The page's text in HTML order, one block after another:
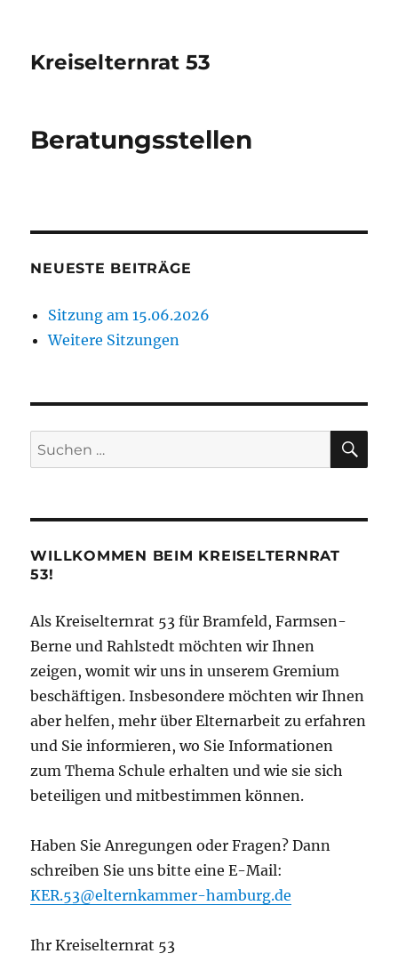
Kreiselternrat 53
Beratungsstellen
NEUESTE BEITRÄGE
Sitzung am 15.06.2026
Weitere Sitzungen
Suchen
nach:
WILLKOMMEN BEIM KREISELTERNRAT
53!
Als Kreiselternrat 53 für Bramfeld, Farmsen-
Berne und Rahlstedt möchten wir Ihnen
zeigen, womit wir uns in unserem Gremium
beschäftigen. Insbesondere möchten wir Ihnen
aber helfen, mehr über Elternarbeit zu erfahren
und Sie informieren, wo Sie Informationen
zum Thema Schule erhalten und wie sie sich
beteiligen und mitbestimmen können.
Haben Sie Anregungen oder Fragen? Dann
schreiben Sie uns bitte eine E-Mail:
KER.53@elternkammer-hamburg.de
Ihr Kreiselternrat 53